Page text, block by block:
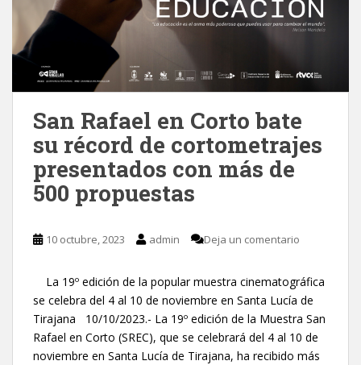
San Rafael en Corto bate
su récord de cortometrajes
presentados con más de
500 propuestas
10 octubre, 2023 admin Deja un comentario
La 19º edición de la popular muestra cinematográfica
se celebra del 4 al 10 de noviembre en Santa Lucía de
Tirajana 10/10/2023.- La 19º edición de la Muestra San
Rafael en Corto (SREC), que se celebrará del 4 al 10 de
noviembre en Santa Lucía de Tirajana, ha recibido más